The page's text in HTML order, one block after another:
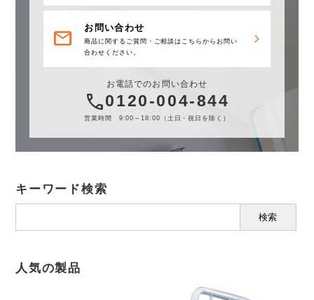
mail お問い合わせ
商品に関するご質問・ご相談はこちらからお問い
合わせください。
お電話でのお問い合わせ
call0120-004-844
営業時間 9:00～18:00（土日・祝日を除く）
キーワード検索
検
索：
人気の製品